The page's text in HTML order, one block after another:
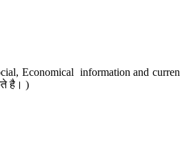
Economical information and
है। )